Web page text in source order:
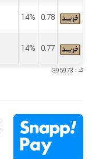
0.78
14%
0.77
14%
کد : 395973